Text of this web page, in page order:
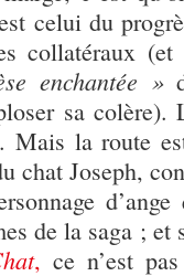
celui du
collatéraux (et
enchantée »
sa colère).
Mais la route
chat Joseph,
de la saga ;
, ce n’est